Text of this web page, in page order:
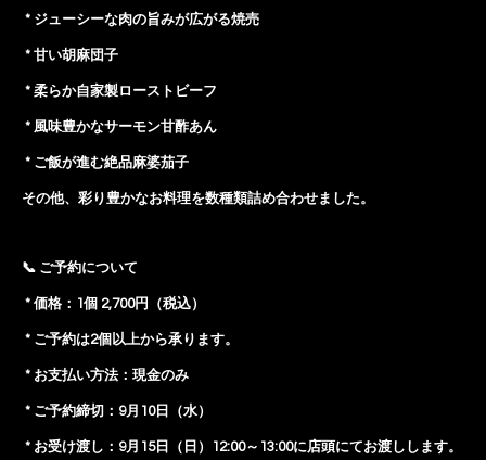
* ジューシーな肉の旨みが広がる焼売
* 甘い胡麻団子
* 柔らか自家製ローストビーフ
* 風味豊かなサーモン甘酢あん
* ご飯が進む絶品麻婆茄子
その他、彩り豊かなお料理を数種類詰め合わせました。
📞 ご予約について
* 価格：1個 2,700円（税込）
* ご予約は2個以上から承ります。
* お支払い方法：現金のみ
* ご予約締切：9月10日（水）
* お受け渡し：9月15日（日）12:00～13:00に店頭にてお渡しします。